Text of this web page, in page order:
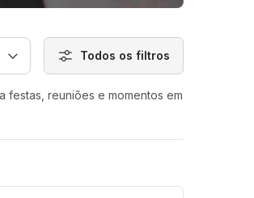
Todos os filtros
festas, reuniões e momentos em